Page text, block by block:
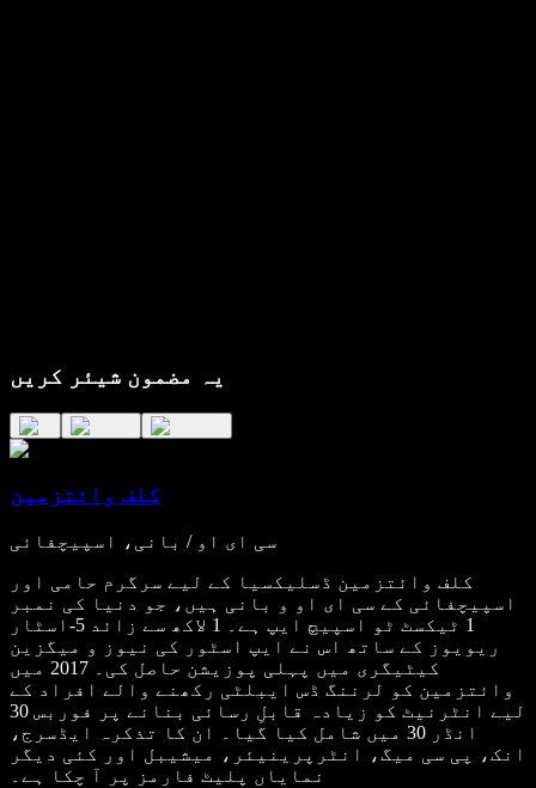
یہ مضمون شیئر کریں
کلف وائتزمین
سی ای او / بانی، اسپیچفائی
کلف وائتزمین ڈسلیکسیا کے لیے سرگرم حامی اور
اسپیچفائی کے سی ای او و بانی ہیں، جو دنیا کی نمبر
1 ٹیکسٹ ٹو اسپیچ ایپ ہے۔ 1 لاکھ سے زائد 5-اسٹار
ریویوز کے ساتھ اس نے ایپ اسٹور کی نیوز و میگزین
کیٹیگری میں پہلی پوزیشن حاصل کی۔ 2017 میں
وائتزمین کو لرننگ ڈس ایبلٹی رکھنے والے افراد کے
لیے انٹرنیٹ کو زیادہ قابلِ رسائی بنانے پر فوربس 30
انڈر 30 میں شامل کیا گیا۔ ان کا تذکرہ ایڈسرج،
انک، پی سی میگ، انٹرپرینیئر، میشیبل اور کئی دیگر
نمایاں پلیٹ فارمز پر آ چکا ہے۔